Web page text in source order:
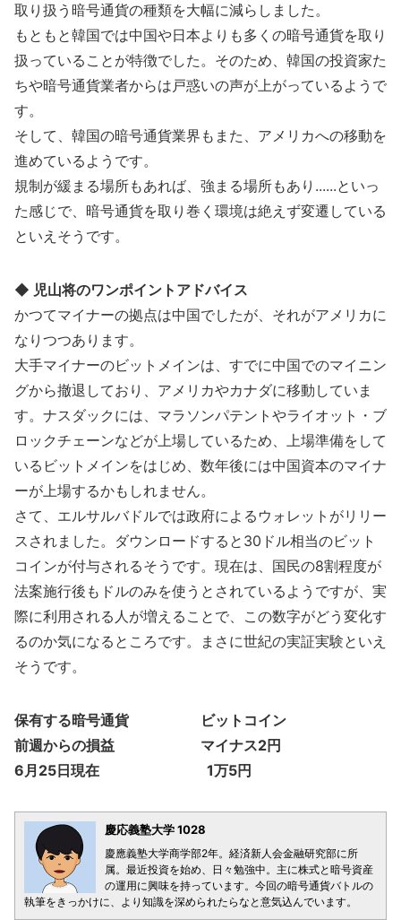
取り扱う暗号通貨の種類を大幅に減らしました。
もともと韓国では中国や日本よりも多くの暗号通貨を取り
扱っていることが特徴でした。そのため、韓国の投資家た
ちや暗号通貨業者からは戸惑いの声が上がっているようで
す。
そして、韓国の暗号通貨業界もまた、アメリカへの移動を
進めているようです。
規制が緩まる場所もあれば、強まる場所もあり......といっ
た感じで、暗号通貨を取り巻く環境は絶えず変遷している
といえそうです。
◆ 児山将のワンポイントアドバイス
かつてマイナーの拠点は中国でしたが、それがアメリカに
なりつつあります。
大手マイナーのビットメインは、すでに中国でのマイニン
グから撤退しており、アメリカやカナダに移動していま
す。ナスダックには、マラソンパテントやライオット・ブ
ロックチェーンなどが上場しているため、上場準備をして
いるビットメインをはじめ、数年後には中国資本のマイナ
ーが上場するかもしれません。
さて、エルサルバドルでは政府によるウォレットがリリー
スされました。ダウンロードすると30ドル相当のビット
コインが付与されるそうです。現在は、国民の8割程度が
法案施行後もドルのみを使うとされているようですが、実
際に利用される人が増えることで、この数字がどう変化す
るのか気になるところです。まさに世紀の実証実験といえ
そうです。
保有する暗号通貨 ビットコイン
前週からの損益 マイナス2円
6月25日現在 1万5円
慶応義塾大学 1028
慶應義塾大学商学部2年。経済新人会金融研究部に所
属。最近投資を始め、日々勉強中。主に株式と暗号資産
の運用に興味を持っています。今回の暗号通貨バトルの
執筆をきっかけに、より知識を深められたらなと意気込んでいます。